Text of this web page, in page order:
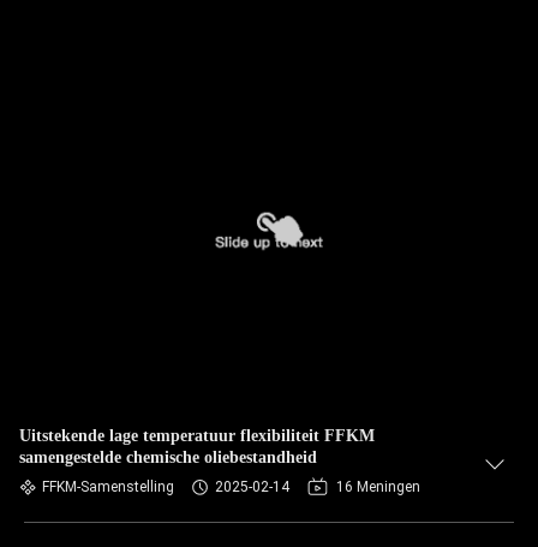
Uitstekende lage temperatuur flexibiliteit FFKM
samengestelde chemische oliebestandheid
FFKM-Samenstelling 2025-02-14 16 Meningen